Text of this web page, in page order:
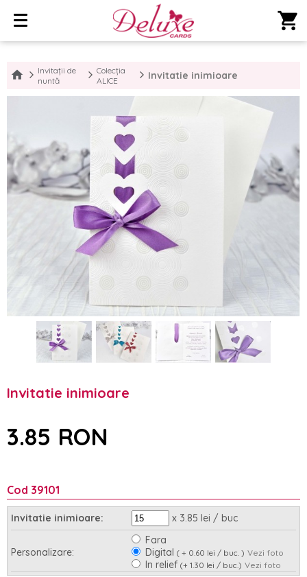
shopping_cart
Invitații de
nuntă
Colecția
ALICE
Invitatie inimioare
Invitatie inimioare
3.85 RON
Cod 39101
Invitatie inimioare: x 3.85 lei / buc
Personalizare:
Fara
Digital( + 0.60 lei / buc. ) Vezi foto
In relief(+ 1.30 lei / buc.) Vezi foto
Asamblare: Nu Da(+ 0.95 lei / buc.)